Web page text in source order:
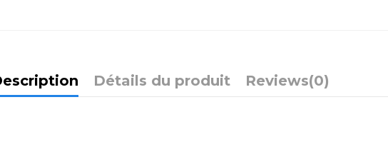
Détails du produit Reviews(0)